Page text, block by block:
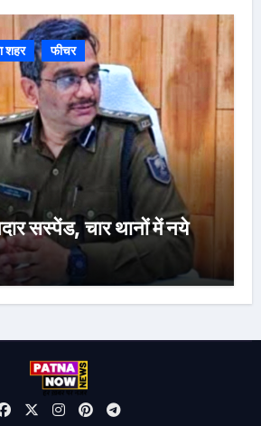
शहर फीचर
सस्पेंड, चार थानों में नये